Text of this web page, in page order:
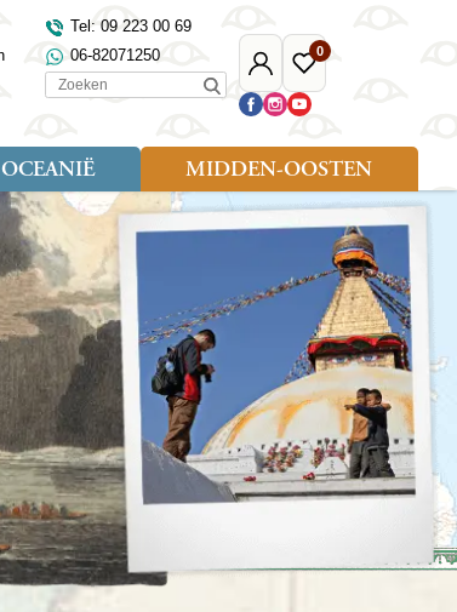
Mijn
Djoser
0
Favoriete
reizen
Tel: 09 223 00 69
06-82071250
Zoeken
Noorwegen
Polen
Portugal
Roemenië
Sardinië
Schotland
Servië
Spanje
Turkije
Verenigd Koninkrijk
Wales
Maleisië
Mongolië
Nepal
Oezbekistan
Singapore
Sri Lanka
Taiwan
Tibet
Turkmenistan
Vietnam
Zijderoute
Zuid-Korea
Landen
Alaska
Australië
Canada
Nieuw-Zeeland
Verenigde Staten
MIDDEN-OOSTEN
reizen
(18)
(9)
(1)
(3)
(8)
Landen
Marokko
Oman
Saoedi-Arabië
Tunesië